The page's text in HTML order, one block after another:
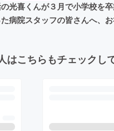
光喜くんが３月で小学校を
病院スタッフの皆さんへ、
はこちらもチェックし